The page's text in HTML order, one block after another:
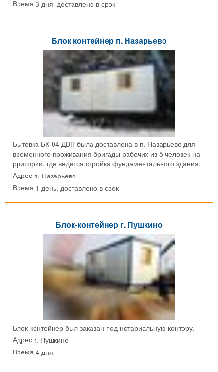
Время 3 дня, доставлено в срок
Блок контейнер п. Назарьево
Бытовка БК-04 ДВП была доставлена в п. Назарьево для
временного проживания бригады рабочих из 5 человек на
рритории, где ведется стройка фундаментального здания.
Адрес п. Назарьево
Время 1 день, доставлено в срок
Блок-контейнер г. Пушкино
Блок-контейнер был заказан под нотариальную контору.
Адрес г. Пушкино
Время 4 дня